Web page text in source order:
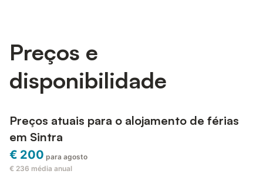
Preços e
disponibilidade
Preços atuais para o alojamento de férias
em Sintra
€ 200 para agosto
€ 236 média anual